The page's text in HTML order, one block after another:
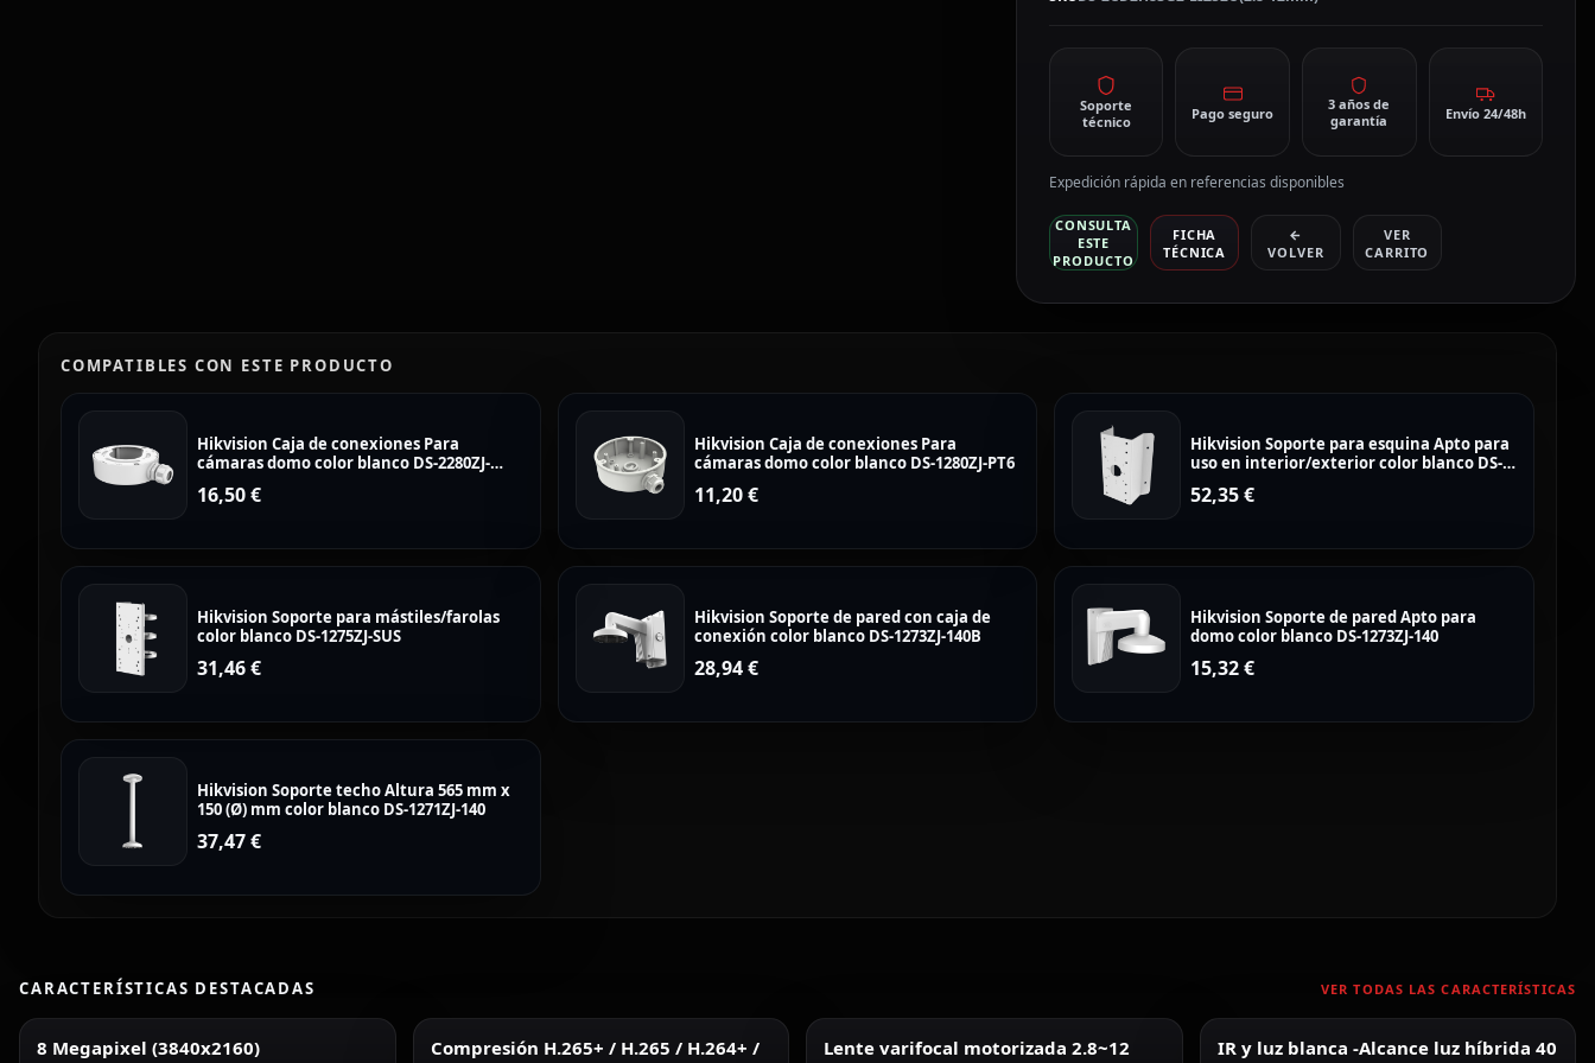
Soporte
técnico
Pago seguro
3 años de
garantía
Envío 24/48h
Expedición rápida en referencias disponibles
CONSULTA
ESTE
PRODUCTO
FICHA
TÉCNICA
←
VOLVER
VER
CARRITO
COMPATIBLES CON ESTE PRODUCTO
Hikvision Caja de conexiones Para
cámaras domo color blanco DS-2280ZJ-
16,50€
Hikvision Caja de conexiones Para
cámaras domo color blanco DS-1280ZJ-PT6
11,20€
Hikvision Soporte para esquina Apto para
uso en interior/exterior color blanco DS-
52,35€
Hikvision Soporte para mástiles/farolas
color blanco DS-1275ZJ-SUS
31,46€
Hikvision Soporte de pared con caja de
conexión color blanco DS-1273ZJ-140B
28,94€
Hikvision Soporte de pared Apto para
domo color blanco DS-1273ZJ-140
15,32€
Hikvision Soporte techo Altura 565 mm x
150 (Ø) mm color blanco DS-1271ZJ-140
37,47€
CARACTERÍSTICAS DESTACADAS VER TODAS LAS CARACTERÍSTICAS
8 Megapixel (3840x2160)
Compresión H.265+ / H.265 / H.264+ /
Lente varifocal motorizada 2.8~12
IR y luz blanca -Alcance luz híbrida 40